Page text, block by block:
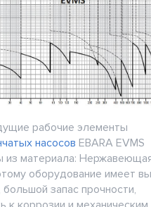
рабочие элементы
насосов EBARA EVMS
из материала:
оборудование имеет
запас прочности,